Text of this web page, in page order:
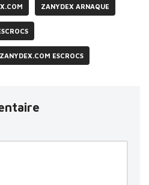
ZANYDEX ARNAQUE
ZANYDEX.COM ESCROCS